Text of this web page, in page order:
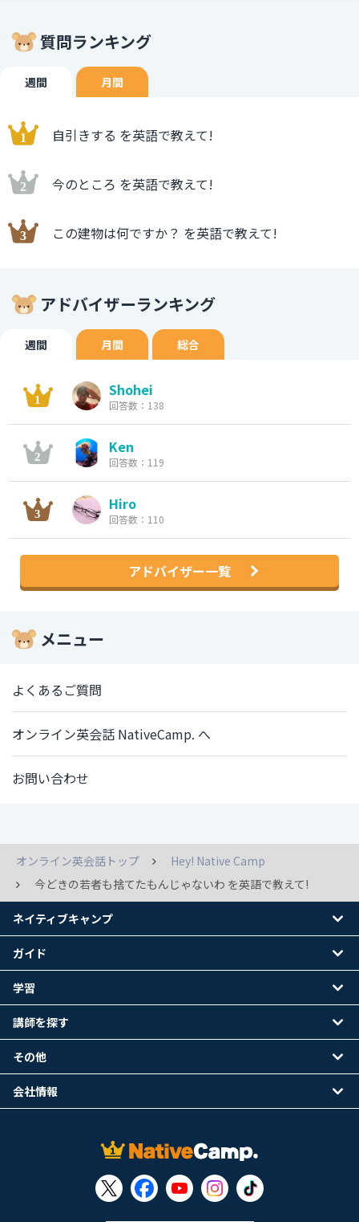
質問ランキング
週間 月間
自引きする を英語で教えて!
今のところ を英語で教えて!
この建物は何ですか？ を英語で教えて!
アドバイザーランキング
週間 月間 総合
Shohei
回答数：138
Ken
回答数：119
Hiro
回答数：110
アドバイザー一覧
メニュー
よくあるご質問
オンライン英会話 NativeCamp. へ
お問い合わせ
オンライン英会話トップ
Hey! Native Camp
今どきの若者も捨てたもんじゃないわ を英語で教えて!
ネイティブキャンプ
ガイド
学習
講師を探す
その他
会社情報